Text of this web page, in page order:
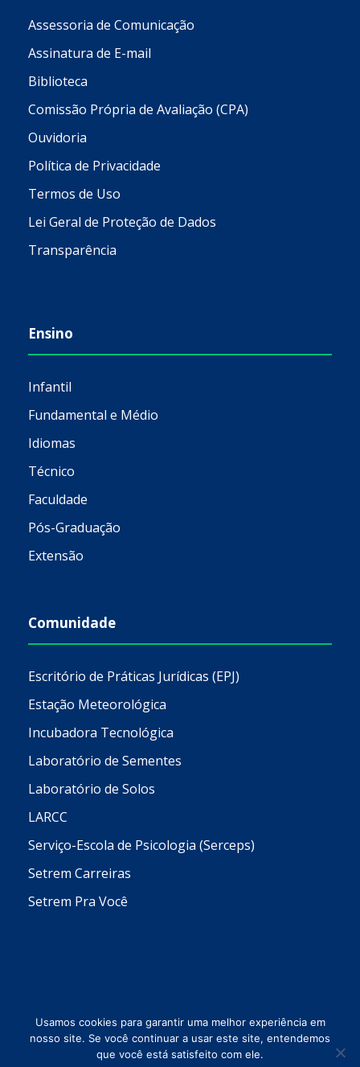
Assessoria de Comunicação
Assinatura de E-mail
Biblioteca
Comissão Própria de Avaliação (CPA)
Ouvidoria
Política de Privacidade
Termos de Uso
Lei Geral de Proteção de Dados
Transparência
Ensino
Infantil
Fundamental e Médio
Idiomas
Técnico
Faculdade
Pós-Graduação
Extensão
Comunidade
Escritório de Práticas Jurídicas (EPJ)
Estação Meteorológica
Incubadora Tecnológica
Laboratório de Sementes
Laboratório de Solos
LARCC
Serviço-Escola de Psicologia (Serceps)
Setrem Carreiras
Setrem Pra Você
Usamos cookies para garantir uma melhor experiência em
nosso site. Se você continuar a usar este site, entendemos
que você está satisfeito com ele.